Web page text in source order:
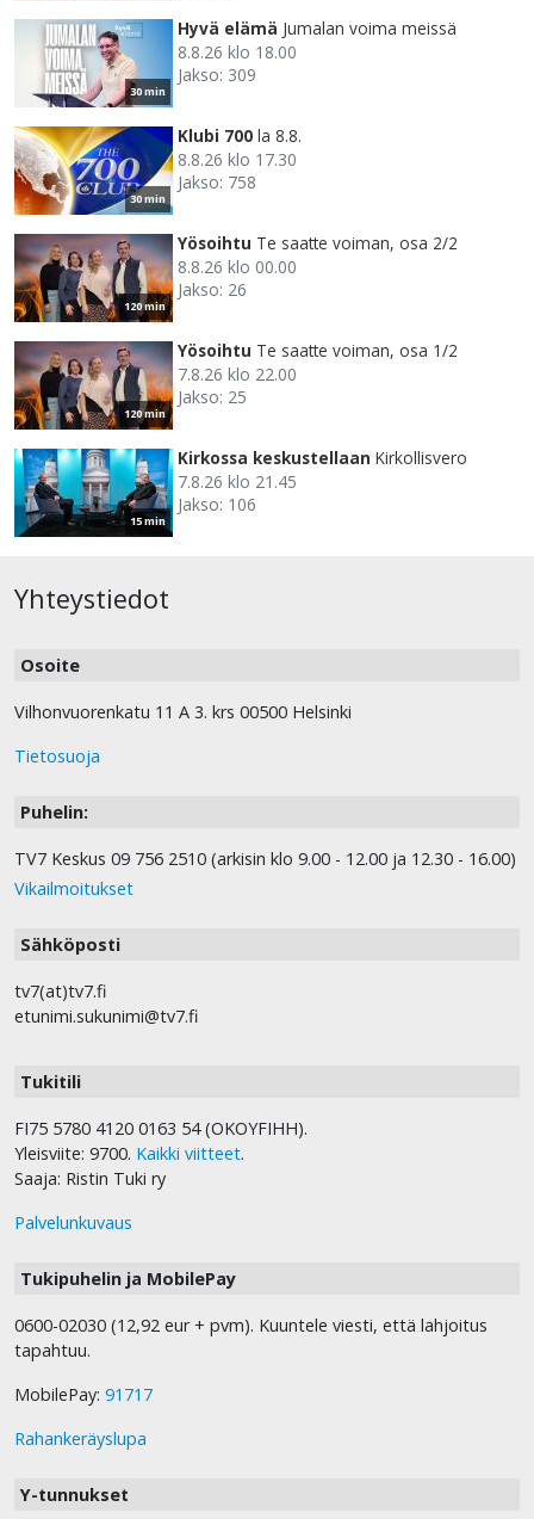
30 min
Hyvä elämä Jumalan voima meissä
8.8.26 klo 18.00
Jakso: 309
30 min
Klubi 700 la 8.8.
8.8.26 klo 17.30
Jakso: 758
120 min
Yösoihtu Te saatte voiman, osa 2/2
8.8.26 klo 00.00
Jakso: 26
120 min
Yösoihtu Te saatte voiman, osa 1/2
7.8.26 klo 22.00
Jakso: 25
15 min
Kirkossa keskustellaan Kirkollisvero
7.8.26 klo 21.45
Jakso: 106
Yhteystiedot
Osoite
Vilhonvuorenkatu 11 A 3. krs 00500 Helsinki
Tietosuoja
Puhelin:
TV7 Keskus 09 756 2510 (arkisin klo 9.00 - 12.00 ja 12.30 - 16.00)
Vikailmoitukset
Sähköposti
tv7(at)tv7.fi
etunimi.sukunimi@tv7.fi
Tukitili
FI75 5780 4120 0163 54 (OKOYFIHH).
Yleisviite: 9700. Kaikki viitteet.
Saaja: Ristin Tuki ry
Palvelunkuvaus
Tukipuhelin ja MobilePay
0600-02030 (12,92 eur + pvm). Kuuntele viesti, että lahjoitus
tapahtuu.
MobilePay: 91717
Rahankeräyslupa
Y-tunnukset